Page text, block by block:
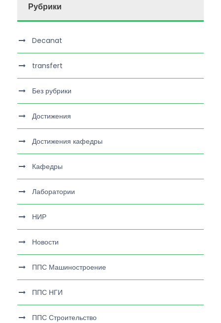
Рубрики
Decanat
transfert
Без рубрики
Достижения
Достижения кафедры
Кафедры
Лаборатории
НИР
Новости
ППС Машиностроение
ППС НГИ
ППС Строительство